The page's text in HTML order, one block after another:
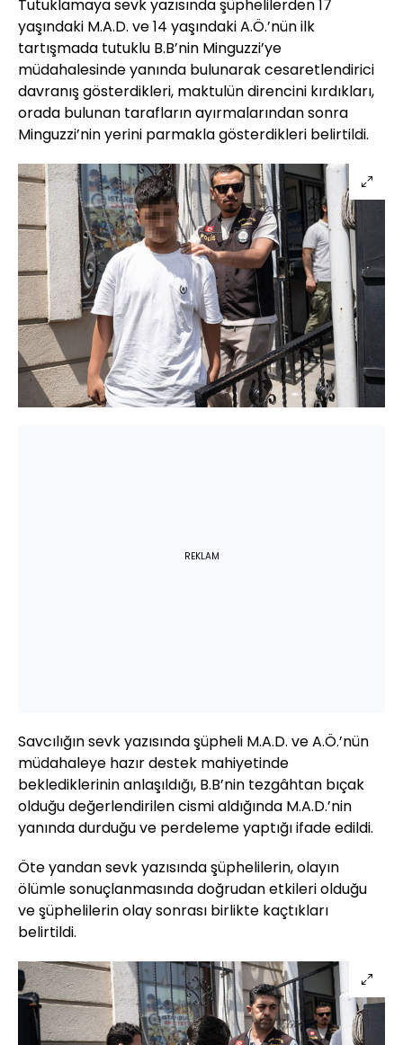
Tutuklamaya sevk yazısında şüphelilerden 17
yaşındaki M.A.D. ve 14 yaşındaki A.Ö.’nün ilk
tartışmada tutuklu B.B’nin Minguzzi’ye
müdahalesinde yanında bulunarak cesaretlendirici
davranış gösterdikleri, maktulün direncini kırdıkları,
orada bulunan tarafların ayırmalarından sonra
Minguzzi’nin yerini parmakla gösterdikleri belirtildi.
REKLAM
Savcılığın sevk yazısında şüpheli M.A.D. ve A.Ö.’nün
müdahaleye hazır destek mahiyetinde
beklediklerinin anlaşıldığı, B.B’nin tezgâhtan bıçak
olduğu değerlendirilen cismi aldığında M.A.D.’nin
yanında durduğu ve perdeleme yaptığı ifade edildi.
Öte yandan sevk yazısında şüphelilerin, olayın
ölümle sonuçlanmasında doğrudan etkileri olduğu
ve şüphelilerin olay sonrası birlikte kaçtıkları
belirtildi.